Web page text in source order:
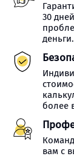
30
деньги.
более
вам с